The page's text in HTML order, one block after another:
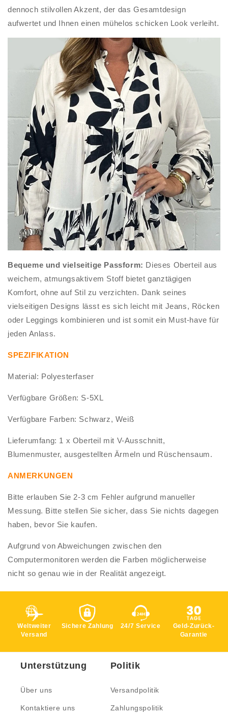
dennoch stilvollen Akzent, der das Gesamtdesign
aufwertet und Ihnen einen mühelos schicken Look verleiht.
Bequeme und vielseitige Passform: Dieses Oberteil aus
weichem, atmungsaktivem Stoff bietet ganztägigen
Komfort, ohne auf Stil zu verzichten. Dank seines
vielseitigen Designs lässt es sich leicht mit Jeans, Röcken
oder Leggings kombinieren und ist somit ein Must-have für
jeden Anlass.
SPEZIFIKATION
Material: Polyesterfaser
Verfügbare Größen: S-5XL
Verfügbare Farben: Schwarz, Weiß
Lieferumfang: 1 x Oberteil mit V-Ausschnitt,
Blumenmuster, ausgestellten Ärmeln und Rüschensaum.
ANMERKUNGEN
Bitte erlauben Sie 2-3 cm Fehler aufgrund manueller
Messung. Bitte stellen Sie sicher, dass Sie nichts dagegen
haben, bevor Sie kaufen.
Aufgrund von Abweichungen zwischen den
Computermonitoren werden die Farben möglicherweise
nicht so genau wie in der Realität angezeigt.
Weltweiter
Versand
Sichere Zahlung 24/7 Service
Geld-Zurück-
Garantie
Unterstützung
Über uns
Kontaktiere uns
Politik
Versandpolitik
Zahlungspolitik